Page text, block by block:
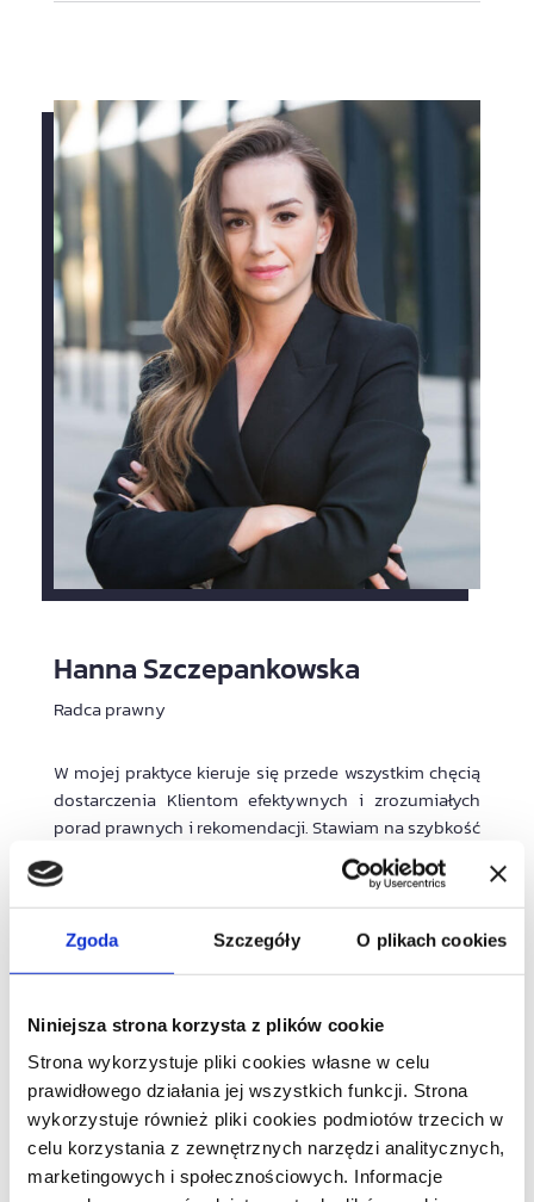
Zgoda Szczegóły O plikach cookies
Niniejsza strona korzysta z plików cookie
Strona wykorzystuje pliki cookies własne w celu
prawidłowego działania jej wszystkich funkcji. Strona
wykorzystuje również pliki cookies podmiotów trzecich w
celu korzystania z zewnętrznych narzędzi analitycznych,
marketingowych i społecznościowych. Informacje
Hanna Szczepankowska
Radca prawny
W mojej praktyce kieruje się przede wszystkim chęcią
dostarczenia Klientom efektywnych i zrozumiałych
porad prawnych i rekomendacji. Stawiam na szybkość
działania, operacyjne rozwiązania i skracanie
dystansu z Klientami.
Kilkuletnie doświadczenie zawodowe zdobywałam
pracując dla spółek deweloperskich i generalnego
wykonawcy, a także we wrocławskich kancelariach. W
procesy inwestycyjne, doradzałam przy
komercjalizacji powierzchni handlowych oraz
pomagałam przedsiębiorcom w ich bieżącej
działalności.
Specjalizacje: